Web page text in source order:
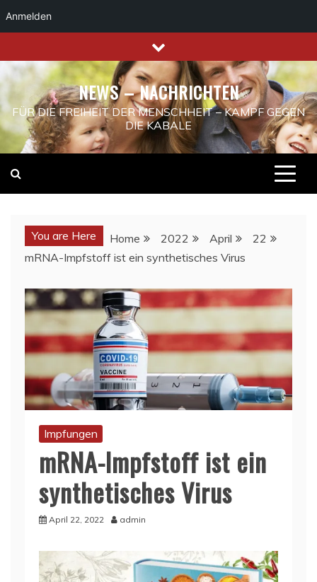
Anmelden
to
content
NEWS – NACHRICHTEN
FÜR DIE FREIHEIT DER MENSCHHEIT – KAMPF GEGEN
DIE KABALE
You are Here Home 2022 April
22
mRNA-Impfstoff ist ein synthetisches Virus
Impfungen
mRNA-Impfstoff ist ein
synthetisches Virus
April 22, 2022 admin